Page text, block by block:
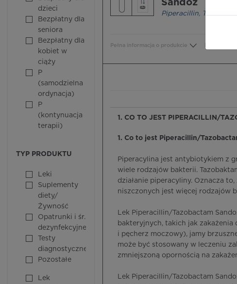
dzieci
Bezpłatny dla
seniora
Bezpłatny dla
kobiet w
ciąży
P
(samodzielna
ordynacja)
P
(kontynuacja
terapii)
TYP PRODUKTU
Leki
Suplementy
diety/
Żywność
Opatrunki i śr.
dezynfekcyjne
Testy
diagnostyczne
Pozostałe
Lek
Sandoz
Piperacillin,
Pełna informacja o produkcie
1. CO TO JEST PIPERACILLIN/
1. Co to jest Piperacillin/
Piperacylina jest antybiotykiem z
wiele rodzajów bakterii.
działanie piperacyliny. Oznacza
niszczonych jest więcej rodzajów
Lek Piperacillin/Tazobactam
bakteryjnych, takich jak
i pęcherz moczowy), jamy
może być stosowany w leczeniu
zmniejszoną opornością na
Lek Piperacillin/Tazobactam